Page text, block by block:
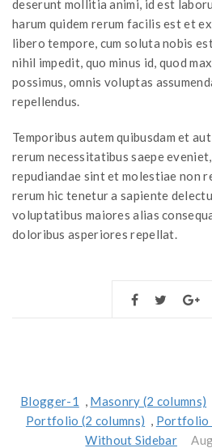
deserunt mollitia animi, id est
harum quidem rerum facilis est et
libero tempore, cum soluta nobis
nihil impedit, quo minus id, quod
possimus, omnis voluptas
repellendus.
Temporibus autem quibusdam et
rerum necessitatibus saepe
repudiandae sint et molestiae non
rerum hic tenetur a sapiente
voluptatibus maiores alias
doloribus asperiores repellat.
Blogger-1 , Masonry (2 columns)
Portfolio (2 columns) , Portfolio
Without Sidebar